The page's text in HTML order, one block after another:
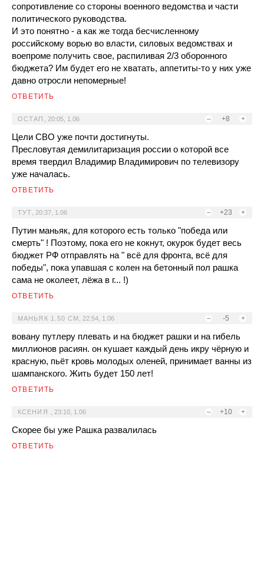
сопротивление со стороны военного ведомства и части
политического руководства.
И это понятно - а как же тогда бесчисленному
российскому ворью во власти, силовых ведомствах и
воепроме получить свое, распиливая 2/3 оборонного
бюджета? Им будет его не хватать, аппетиты-то у них уже
давно отросли непомерные!
ОТВЕТИТЬ
– +8 +
ОСТАП 20:05, 1.06
Цели СВО уже почти достигнуты.
Пресловутая демилитаризация россии о которой все
время твердил Владимир Владимирович по телевизору
уже началась.
ОТВЕТИТЬ
– +23 +
ТУТ 20:37, 1.06
Путин маньяк, для которого есть только "победа или
смерть" ! Поэтому, пока его не кокнут, окурок будет весь
бюджет РФ отправлять на " всё для фронта, всё для
победы", пока упавшая с колен на бетонный пол рашка
сама не околеет, лёжа в г... !)
ОТВЕТИТЬ
– -5 +
МАНЬЯК 1.50 СМ 22:54, 1.06
вовану путлеру плевать и на бюджет рашки и на гибель
миллионов расиян. он кушает каждый день икру чёрную и
красную, пьёт кровь молодых оленей, принимает ванны из
шампанского. Жить будет 150 лет!
ОТВЕТИТЬ
– +10 +
КСЕНИЯ 23:10, 1.06
Скорее бы уже Рашка развалилась
ОТВЕТИТЬ